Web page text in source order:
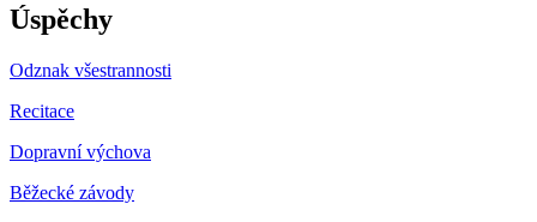
Úspěchy
Odznak všestrannosti
Recitace
Dopravní výchova
Běžecké závody